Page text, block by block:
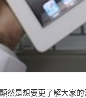
然是想要更了解大家